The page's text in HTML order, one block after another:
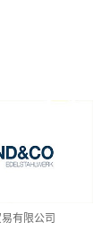
有限公司